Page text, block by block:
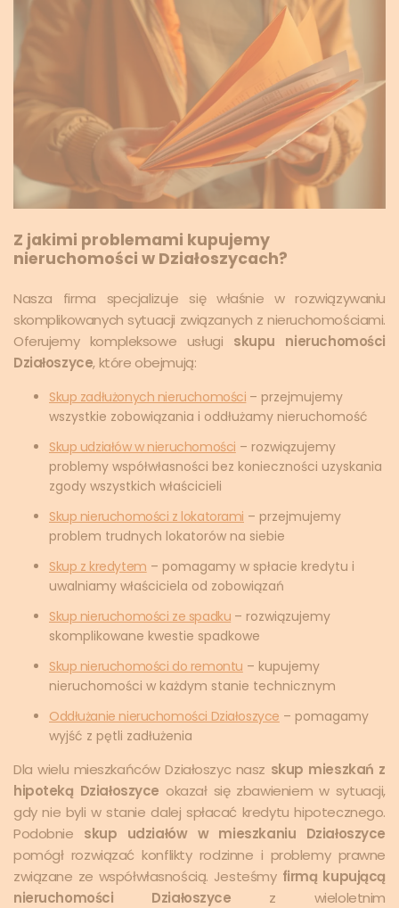
Z jakimi problemami kupujemy
nieruchomości w Działoszycach?
Nasza firma specjalizuje się właśnie w rozwiązywaniu
skomplikowanych sytuacji związanych z nieruchomościami.
Oferujemy kompleksowe usługi skupu nieruchomości
Działoszyce, które obejmują:
Skup zadłużonych nieruchomości – przejmujemy
wszystkie zobowiązania i oddłużamy nieruchomość
Skup udziałów w nieruchomości – rozwiązujemy
problemy współwłasności bez konieczności uzyskania
zgody wszystkich właścicieli
Skup nieruchomości z lokatorami – przejmujemy
problem trudnych lokatorów na siebie
Skup z kredytem – pomagamy w spłacie kredytu i
uwalniamy właściciela od zobowiązań
Skup nieruchomości ze spadku – rozwiązujemy
skomplikowane kwestie spadkowe
Skup nieruchomości do remontu – kupujemy
nieruchomości w każdym stanie technicznym
Oddłużanie nieruchomości Działoszyce – pomagamy
wyjść z pętli zadłużenia
Dla wielu mieszkańców Działoszyc nasz skup mieszkań z
hipoteką Działoszyce okazał się zbawieniem w sytuacji,
gdy nie byli w stanie dalej spłacać kredytu hipotecznego.
Podobnie skup udziałów w mieszkaniu Działoszyce
pomógł rozwiązać konflikty rodzinne i problemy prawne
związane ze współwłasnością. Jesteśmy firmą kupującą
nieruchomości Działoszyce z wieloletnim